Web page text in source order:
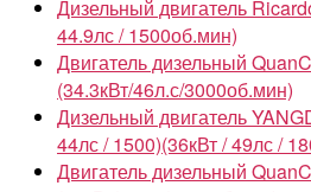
Дизельный двигатель
44.9лс / 1500об.мин)
Двигатель дизельный
(34.3кВт/46л.с/3000об.мин)
Дизельный двигатель
44лс / 1500)(36кВт / 49лс /
Двигатель дизельный